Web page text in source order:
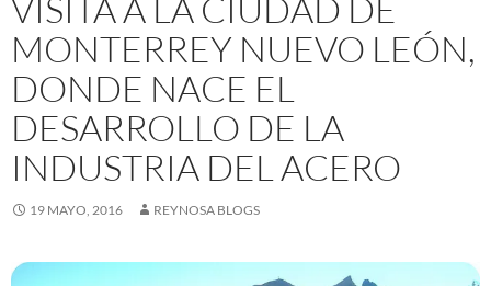
VISITA A LA CIUDAD DE
MONTERREY NUEVO LEÓN,
DONDE NACE EL
DESARROLLO DE LA
INDUSTRIA DEL ACERO
19 MAYO, 2016 REYNOSA BLOGS